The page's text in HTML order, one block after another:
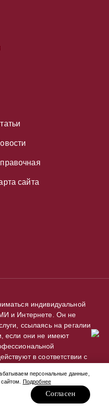
сайта
индивидуальной
и Интернете. Он не
ссылаясь на регалии
если они не имеют
в соответствии с
Сайт носит
персональные данные,
Подробнее
Согласен